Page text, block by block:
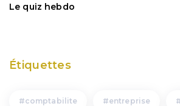
Le quiz hebdo
Étiquettes
comptabilite entreprise